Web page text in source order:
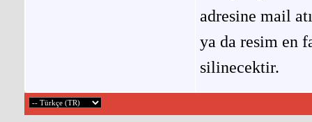
adresine mail
ya da resim en
silinecektir.